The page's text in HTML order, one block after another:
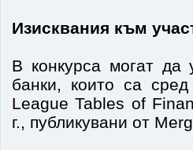
Изисквания към
В конкурса могат да
банки, които са
League Tables of
г., публикувани от